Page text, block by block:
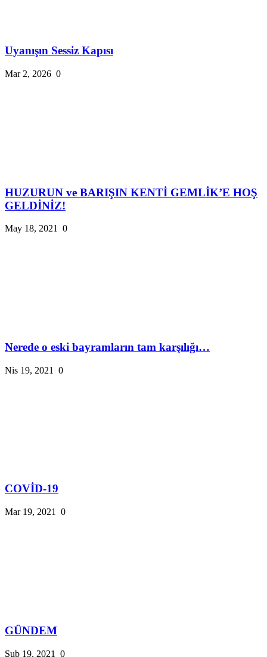
Uyanışın Sessiz Kapısı
Mar 2, 2026 0
HUZURUN ve BARIŞIN KENTİ GEMLİK’E HOŞ
GELDİNİZ!
May 18, 2021 0
Nerede o eski bayramların tam karşılığı…
Nis 19, 2021 0
COVİD-19
Mar 19, 2021 0
GÜNDEM
Şub 19, 2021 0